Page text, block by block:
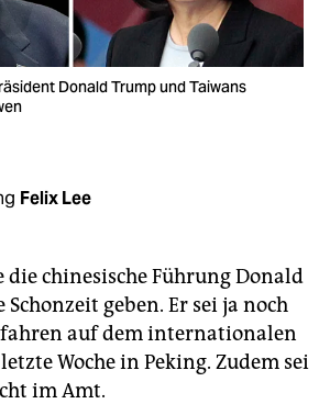
Donald Trump und Taiwans
Felix Lee
chinesische Führung Donald
geben. Er sei ja noch
auf dem internationalen
Woche in Peking. Zudem sei
im Amt.